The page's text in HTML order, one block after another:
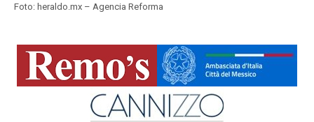
Foto: heraldo.mx – Agencia Reforma